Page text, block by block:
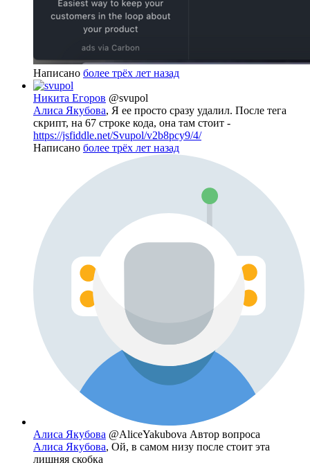
Написано более трёх лет назад
Никита Егоров @svupol
Алиса Якубова, Я ее просто сразу удалил. После тега
скрипт, на 67 строке кода, она там стоит -
https://jsfiddle.net/Svupol/v2b8pcy9/4/
Написано более трёх лет назад
Алиса Якубова @AliceYakubova Автор вопроса
Алиса Якубова, Ой, в самом низу после стоит эта
лишняя скобка